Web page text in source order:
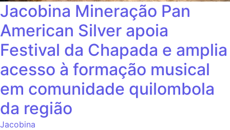
Jacobina Mineração Pan
American Silver apoia
Festival da Chapada e amplia
acesso à formação musical
em comunidade quilombola
da região
Jacobina